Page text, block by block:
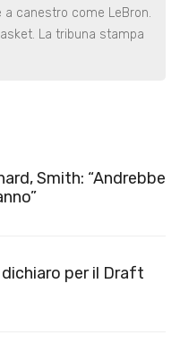
a canestro come LeBron.
La tribuna stampa
Smith: “Andrebbe
dichiaro per il Draft